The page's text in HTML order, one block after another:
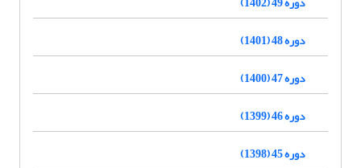
دوره 48 (1401)
دوره 47 (1400)
دوره 46 (1399)
دوره 45 (1398)